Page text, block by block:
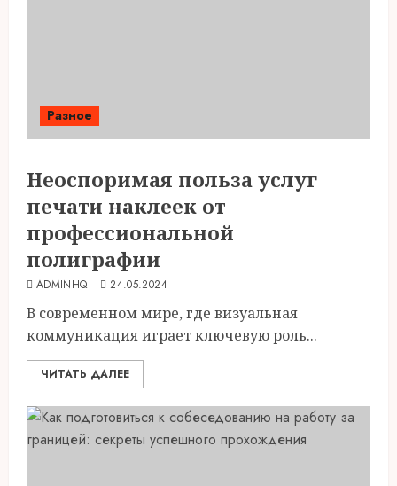
Разное
Неоспоримая польза услуг
печати наклеек от
профессиональной
полиграфии
ADMINHQ 24.05.2024
В современном мире, где визуальная
коммуникация играет ключевую роль...
ЧИТАТЬ ДАЛЕЕ